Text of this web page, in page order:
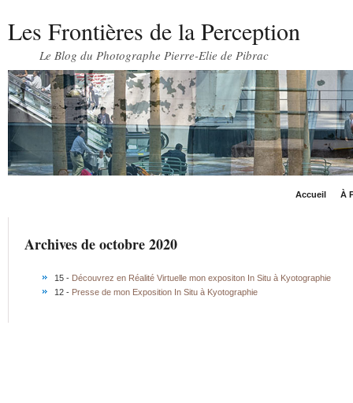
Les Frontières de la Perception
Le Blog du Photographe Pierre-Elie de Pibrac
Accueil À
Archives de octobre 2020
15 - Découvrez en Réalité Virtuelle mon expositon In Situ à Kyotographie
12 - Presse de mon Exposition In Situ à Kyotographie